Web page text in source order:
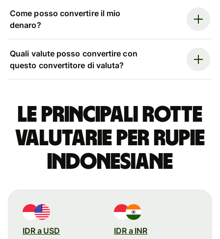
Come posso convertire il mio
denaro?
Quali valute posso convertire con
questo convertitore di valuta?
Le principali rotte
valutarie per rupie
indonesiane
IDR a USD IDR a INR